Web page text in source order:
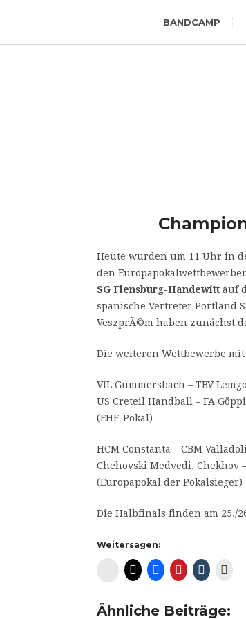
BANDCAMP
Heute wurden um 11 Uhr in
den
SG Flensburg-Handewittauf
spanische Vertreter Portland
VeszprÃ©m haben zunächst
Die weiteren Wettbewerbe
VfL Gummersbach – TBV Lemgo
US Creteil Handball – FA
(EHF-Pokal)
HCM Constanta – CBM
Chehovski Medvedi, Chekhov
(Europapokal der Pokalsieger)
Die Halbfinals finden am 25./
Weitersagen:
Diaspora*
Ähnliche Beiträge: